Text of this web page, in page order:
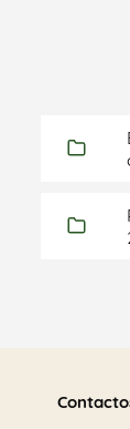
Filtros
mais